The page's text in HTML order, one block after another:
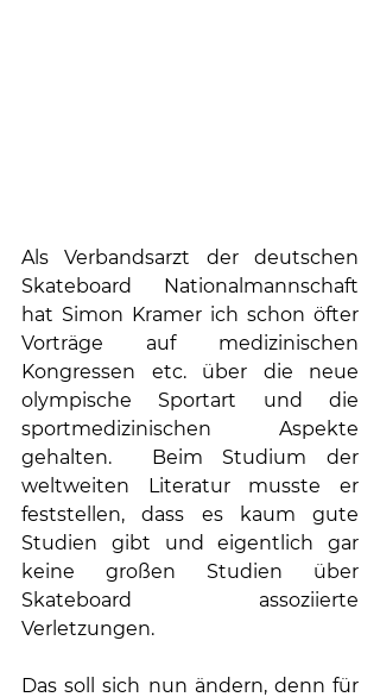
Als Verbandsarzt der deutschen
Skateboard Nationalmannschaft
hat Simon Kramer ich schon öfter
Vorträge auf medizinischen
Kongressen etc. über die neue
olympische Sportart und die
sportmedizinischen Aspekte
gehalten.  Beim Studium der
weltweiten Literatur musste er
feststellen, dass es kaum gute
Studien gibt und eigentlich gar
keine großen Studien über
Skateboard assoziierte
Verletzungen.
Das soll sich nun ändern, denn für